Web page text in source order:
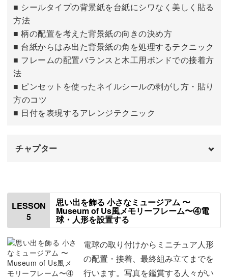
■ シールタイプの背景紙を台紙にシワなく美しく貼る
方法
■ 柄の配置を考えた背景紙の向きの決め方
■ 台紙からはみ出た背景紙の角を処理するテクニック
■ フレームの配置バランスと木工用ボンドでの接着方
法
■ ピンセットを使ったネイルシールの剥がし方・貼り
方のコツ
■ 日付を表現するアレンジテクニック
チャプター
壁紙の背景紙を貼る
壁紙にフレームを配置する
数字のシールを貼る 08:48
LESSON
5
思い出を飾る 小さなミュージアム 〜
Museum of Us風メモリーフレーム〜④電
球・人形を設置する
電球の取り付けからミニチュア人形
の配置・接着、最終組み立てまでを
行います。写真を鑑賞する人々がい